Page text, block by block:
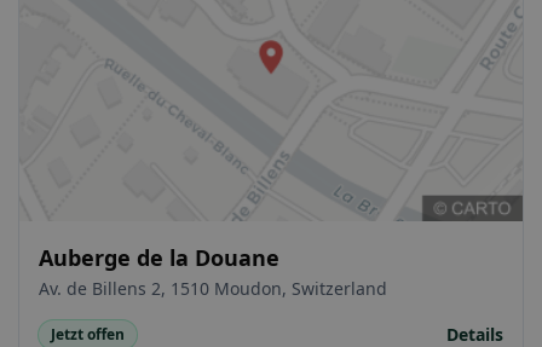
Auberge de la Douane
Av. de Billens 2, 1510 Moudon, Switzerland
Jetzt offen Details